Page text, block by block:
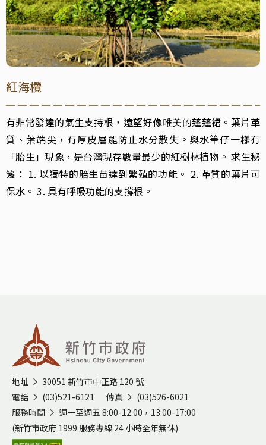
紅海欖
有非常發達的氣生支持根，遠望好像唯美的蓬蓬裙。葉片革
質、葉端尖，有厚皮層能防止水分散失。與水筆仔一樣有
「胎生」現象，是台灣現存數量最少的紅樹林植物。 求生秘
笈： 1. 以獨特的胎生苗達到繁殖的功能。 2. 革質的葉片可
保水。 3. 具有呼吸功能的支撐根。
地址
30051 新竹市中正路 120 號
電話
(03)521-6121 傳真
(03)526-6021
服務時間
週一至週五 8:00-12:00，13:00-17:00
(新竹市政府 1999 服務專線 24 小時全年無休)